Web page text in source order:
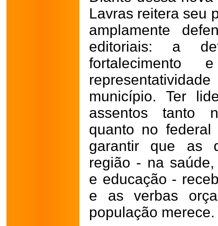
Lavras reitera seu
amplamente
editoriais: a
município. Ter
assentos tanto
quanto no
garantir que as
região - na
e educação -
e as verbas
população merece.